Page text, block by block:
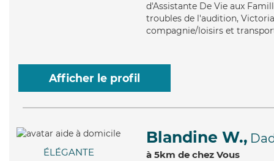
d'Assistante De Vie aux
troubles de l'audition,
compagnie/loisirs et
Afficher le profil
ÉLÉGANTE
Blandine W.,
à 5km de chez Vous